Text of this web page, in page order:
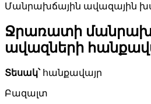
Մանրախճային ավազային
Ջրառատի
ավազների
Տեսակ՝հանքավայր
Բազալտ